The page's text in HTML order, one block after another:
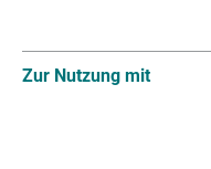
Zur Nutzung mit